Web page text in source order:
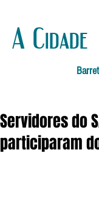
A Cidade
Servidores do
participaram